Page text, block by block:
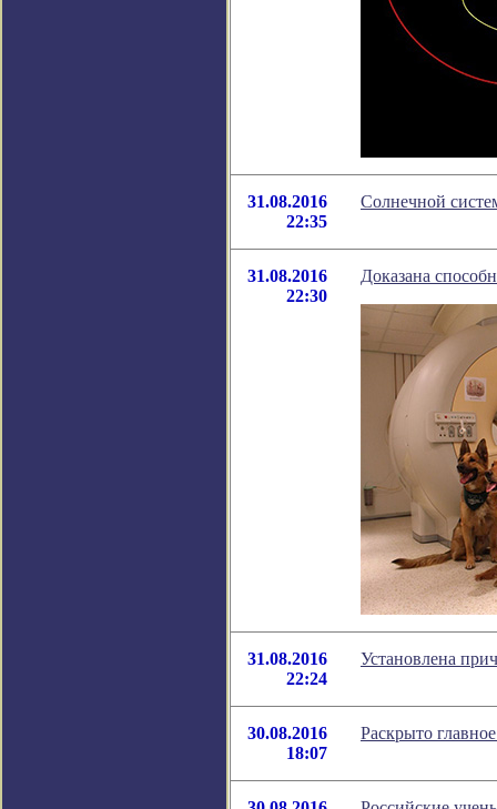
31.08.2016
22:35
Солнечной
31.08.2016
22:30
Доказана
31.08.2016
22:24
Установлена
30.08.2016
18:07
Раскрыто